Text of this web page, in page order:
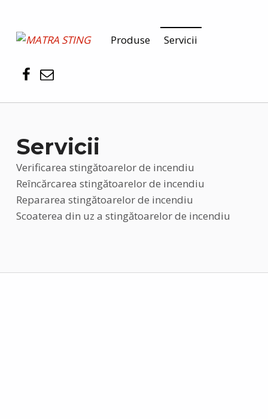
MATRA STING Produse Servicii
Servicii
Verificarea stingătoarelor de incendiu
Reîncărcarea stingătoarelor de incendiu
Repararea stingătoarelor de incendiu
Scoaterea din uz a stingătoarelor de incendiu